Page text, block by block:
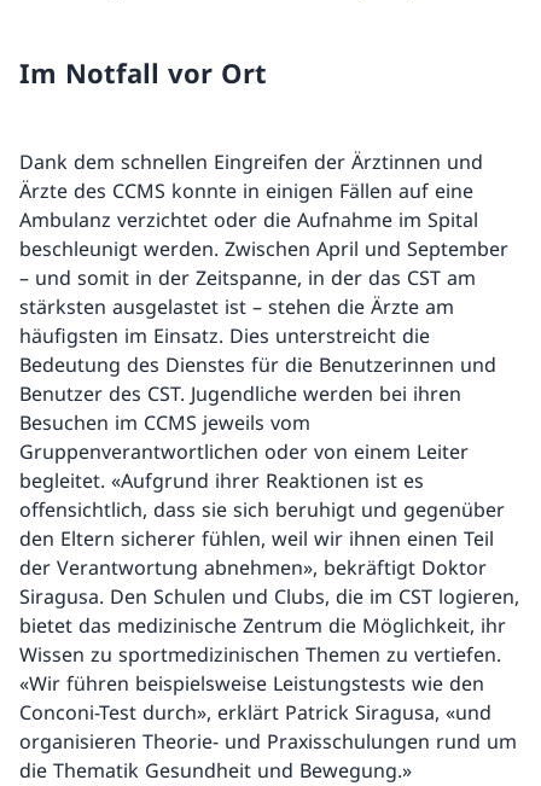
Im Notfall vor Ort
Dank dem schnellen Eingreifen der Ärztinnen und
Ärzte des CCMS konnte in einigen Fällen auf eine
Ambulanz verzichtet oder die Aufnahme im Spital
beschleunigt werden. Zwischen April und September
– und somit in der Zeitspanne, in der das CST am
stärksten ausgelastet ist – stehen die Ärzte am
häufigsten im Einsatz. Dies unterstreicht die
Bedeutung des Dienstes für die Benutzerinnen und
Benutzer des CST. Jugendliche werden bei ihren
Besuchen im CCMS jeweils vom
Gruppenverantwortlichen oder von einem Leiter
begleitet. «Aufgrund ihrer Reaktionen ist es
offensichtlich, dass sie sich beruhigt und gegenüber
den Eltern sicherer fühlen, weil wir ihnen einen Teil
der Verantwortung abnehmen», bekräftigt Doktor
Siragusa. Den Schulen und Clubs, die im CST logieren,
bietet das medizinische Zentrum die Möglichkeit, ihr
Wissen zu sportmedizinischen Themen zu vertiefen.
«Wir führen beispielsweise Leistungstests wie den
Conconi-Test durch», erklärt Patrick Siragusa, «und
organisieren Theorie- und Praxisschulungen rund um
die Thematik Gesundheit und Bewegung.»